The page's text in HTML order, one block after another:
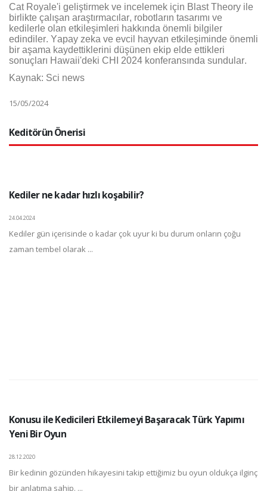
Cat Royale'i geliştirmek ve incelemek için Blast Theory ile
birlikte çalışan araştırmacılar, robotların tasarımı ve
kedilerle olan etkileşimleri hakkında önemli bilgiler
edindiler. Yapay zeka ve evcil hayvan etkileşiminde önemli
bir aşama kaydettiklerini düşünen ekip elde ettikleri
sonuçları Hawaii'deki CHI 2024 konferansında sundular.
Kaynak: Sci news
15/05/2024
Keditörün Önerisi
Kediler ne kadar hızlı koşabilir?
24.04.2024
Kediler gün içerisinde o kadar çok uyur ki bu durum onların çoğu
zaman tembel olarak ...
Konusu ile Kedicileri Etkilemeyi Başaracak Türk Yapımı
Yeni Bir Oyun
28.12.2020
Bir kedinin gözünden hikayesini takip ettiğimiz bu oyun oldukça ilginç
bir anlatıma sahip. ...